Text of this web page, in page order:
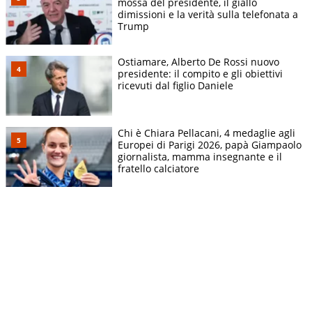
dimissioni e la verità sulla telefonata a
Trump
Ostiamare, Alberto De Rossi nuovo
presidente: il compito e gli obiettivi
ricevuti dal figlio Daniele
Chi è Chiara Pellacani, 4 medaglie agli
Europei di Parigi 2026, papà Giampaolo
giornalista, mamma insegnante e il
fratello calciatore